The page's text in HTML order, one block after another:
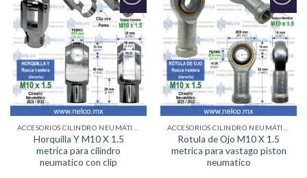
Agregar
a la
Lista de
deseos
Horquilla Y M10 X 1.5
metrica para cilindro
neumatico con clip
Agregar
a la
Lista de
deseos
Rotula de Ojo M10 X 1.5
metrica para vastago piston
neumatico